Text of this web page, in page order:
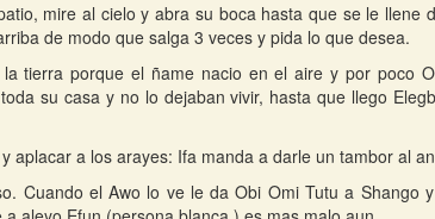
mire al cielo y abra su boca hasta que se le llene
de modo que salga 3 veces y pida lo que desea.
tierra porque el ñame nacio en el aire y por poco
su casa y no lo dejaban vivir, hasta que llego
aplacar a los arayes: Ifa manda a darle un tambor al
Cuando el Awo lo ve le da Obi Omi Tutu a Shango